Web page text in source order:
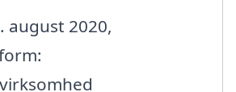
august 2020,